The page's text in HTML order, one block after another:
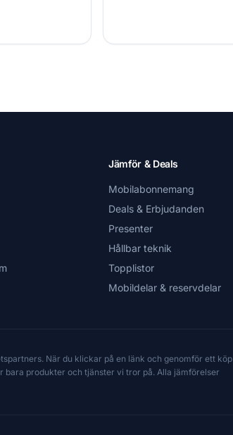
Jämför & Deals
Mobilabonnemang
Deals & Erbjudanden
Presenter
Hållbar teknik
Topplistor
Mobildelar & reservdelar
När du klickar på en länk och genomför ett köp
produkter och tjänster vi tror på. Alla jämförelser